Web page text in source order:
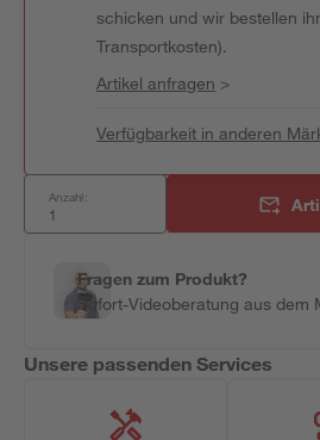
schicken und wir bestellen
Transportkosten).
Artikel anfragen >
Verfügbarkeit in anderen
Anzahl:
Fragen zum Produkt?
Sofort-Videoberatung aus dem
Unsere passenden Services